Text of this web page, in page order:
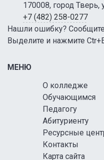
170008, город
+7 (482) 258-0277
Нашли ошибку?
Выделите и нажмите
МЕНЮ
О колледже
Обучающимся
Педагогу
Абитуриенту
Ресурсные
Контакты
Карта сайта